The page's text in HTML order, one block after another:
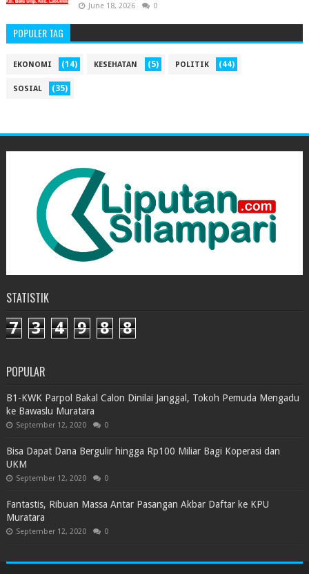
June 18, 2026 0
POPULER TAG
EKONOMI (14) KESEHATAN (5) POLITIK (44)
SOSIAL (35)
STATISTIK
7 3 4 9 8 8
POPULAR
B1-KWK Parpol Bakal Calon Dinilai Janggal, Tokoh Pemuda Mengadu
ke Bawaslu Muratara
September 12, 2020 0
Bisa Dapat Dana Bergulir hingga Rp100 Miliar Bagi Koperasi dan
UKM
September 12, 2020 0
Fantastis, Ribuan Massa Antar Pasangan Akbar Daftar ke KPU
Muratara
September 12, 2020 0